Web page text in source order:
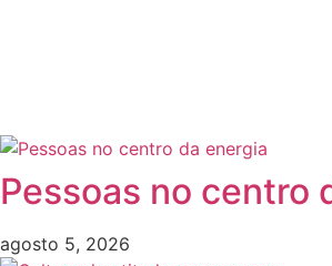
Pessoas no centro
agosto 5, 2026